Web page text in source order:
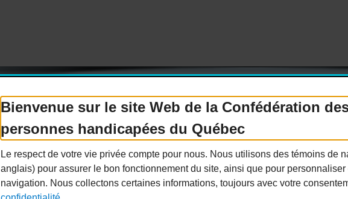
Bienvenue sur le site Web de la Confédération
personnes handicapées du Québec
Le respect de votre vie privée compte pour nous. Nous utilisons des témoins de
anglais) pour assurer le bon fonctionnement du site, ainsi que pour
navigation. Nous collectons certaines informations, toujours avec votre
Actualités Devenir membre Nous joindre
Guide sur l’accessibilité universelle